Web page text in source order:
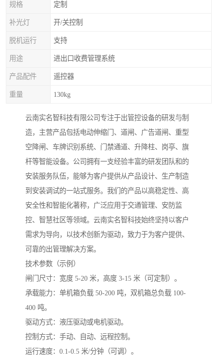
规格 定制
补光灯 开/关控制
脱机运行 支持
用途 进出口收费管理系统
产品配件 遥控器
重量 130kg
云南实名智科技有限公司专注于出管控设备的研发与制
造，主营产品包括电动伸缩门、道闸、广告道闸、重型
空降闸、车牌识别系统、门禁通道、升降柱、岗亭、旗
杆等智能设备。公司拥有一支经验丰富的研发团队和的
安装服务队伍，能够为客户提供从产品设计、生产制造
到安装调试的一站式服务。我们的产品以高稳定性、高
安全性和智能化著称，广泛应用于交通管理、安防监
控、智慧社区等领域。云南实名智科技始终坚持以客户
需求为导向，以技术创新为驱动，致力于为客户提供、
可靠的出管理解决方案。
技术参数（示例）
闸门尺寸：宽度 5-20 米，高度 3-15 米（可定制）。
承载能力：单机箱负载 50-200 吨，双机箱总负载 100-
400 吨。
驱动方式：液压驱动或电机驱动。
控制方式：手动、自动、远程控制。
运行速度：0.1-0.5 米/分钟（可调）。